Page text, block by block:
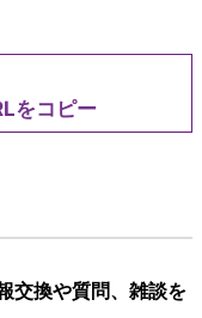
をコピー
交換や質問、雑談を